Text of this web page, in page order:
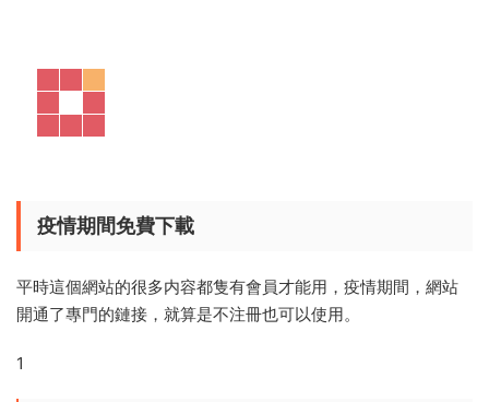
疫情期間免費下載
平時這個網站的很多内容都隻有會員才能用，疫情期間，網站
開通了專門的鏈接，就算是不注冊也可以使用。
1